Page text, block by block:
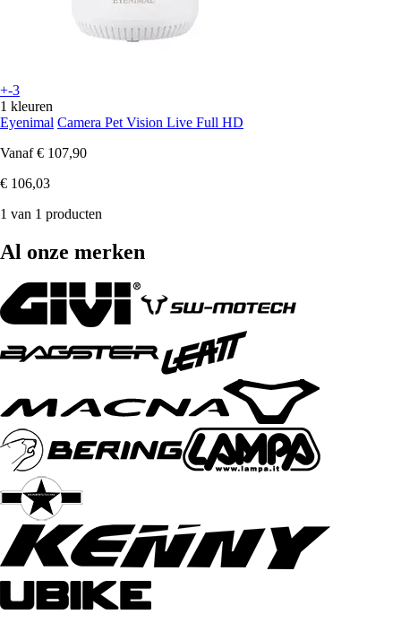
+-3
1 kleuren
Eyenimal Camera Pet Vision Live Full HD
Vanaf € 107,90
€ 106,03
1 van 1 producten
Al onze merken